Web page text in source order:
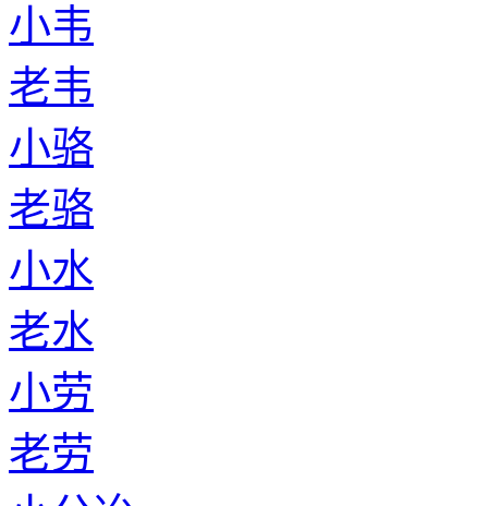
小韦
老韦
小骆
老骆
小水
老水
小劳
老劳